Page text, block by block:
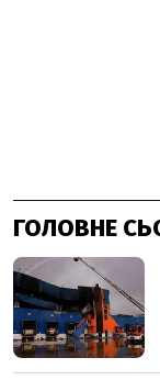
ГОЛОВНЕ